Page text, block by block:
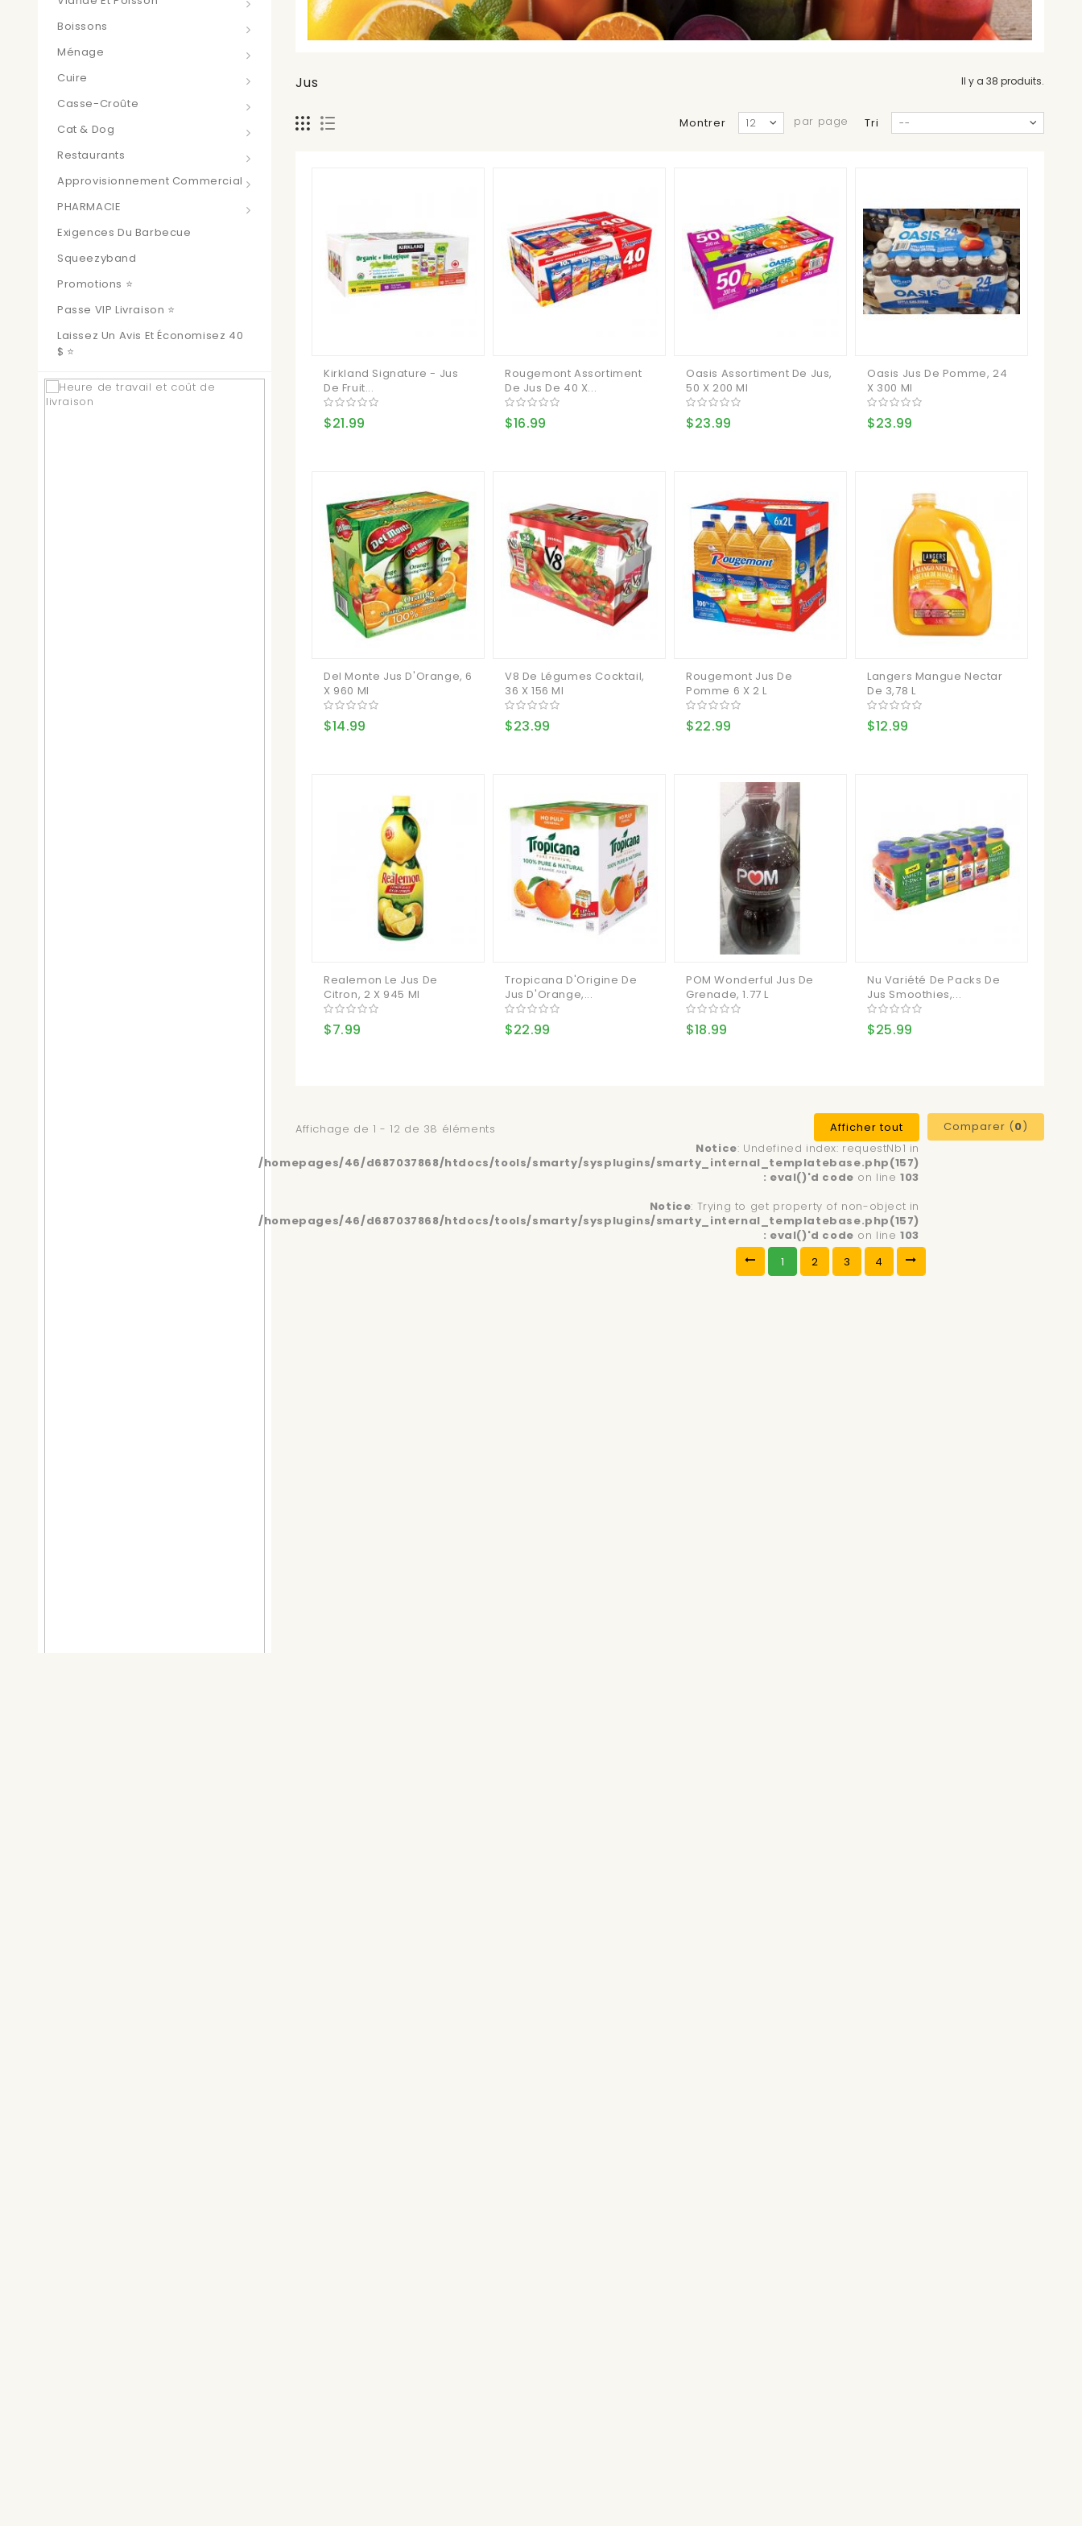
Boissons
Ménage
Cuire
Casse-Croûte
Cat & Dog
Restaurants
Approvisionnement Commercial
PHARMACIE
Exigences Du Barbecue
Squeezyband
Promotions ⭐
Passe VIP Livraison ⭐
Laissez Un Avis Et Économisez 40
$ ⭐
Jus Il y a 38 produits.
Tri --
Montrer 12 par page
Kirkland Signature - Jus
De Fruit...
$21.99
Rougemont Assortiment
De Jus De 40 X...
$16.99
Oasis Assortiment De Jus,
50 X 200 Ml
$23.99
Oasis Jus De Pomme, 24
X 300 Ml
$23.99
Del Monte Jus D'Orange, 6
X 960 Ml
$14.99
V8 De Légumes Cocktail,
36 X 156 Ml
$23.99
Rougemont Jus De
Pomme 6 X 2 L
$22.99
Langers Mangue Nectar
De 3,78 L
$12.99
Realemon Le Jus De
Citron, 2 X 945 Ml
$7.99
Tropicana D'Origine De
Jus D'Orange,...
$22.99
POM Wonderful Jus De
Grenade, 1.77 L
$18.99
Nu Variété De Packs De
Jus Smoothies,...
$25.99
Comparer (0)
Afficher tout
Notice: Undefined index: requestNb1 in
/homepages/46/d687037868/htdocs/tools/smarty/sysplugins/smarty_internal_templatebase.php(157)
: eval()'d code on line103
Notice: Trying to get property of non-object in
/homepages/46/d687037868/htdocs/tools/smarty/sysplugins/smarty_internal_templatebase.php(157)
: eval()'d code on line103
1
2 3 4
Affichage de 1 - 12 de 38 éléments